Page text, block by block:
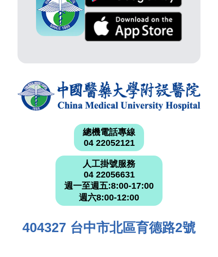
總機電話專線
04 22052121
人工掛號服務
04 22056631
週一至週五:8:00-17:00
週六8:00-12:00
404327 台中市北區育德路2號